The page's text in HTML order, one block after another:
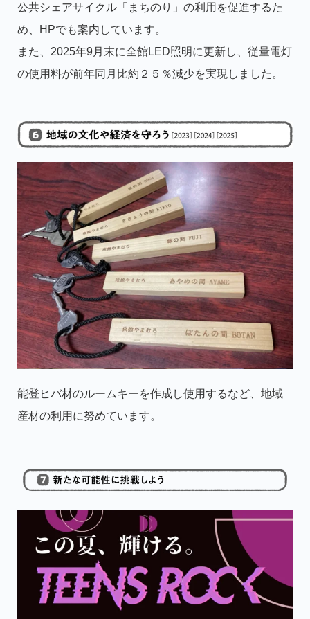
公共シェアサイクル「まちのり」の利用を促進するた
め、HPでも案内しています。
また、2025年9月末に全館LED照明に更新し、従量電灯
の使用料が前年同月比約２５％減少を実現しました。
能登ヒバ材のルームキーを作成し使用するなど、地域
産材の利用に努めています。